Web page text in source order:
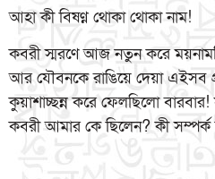
আহা কী বিষণ্ন থোকা থোকা নাম!
কবরী স্মরণে আজ নতুন করে
আর যৌবনকে রাঙিয়ে দেয়া এইসব
কুয়াশাচ্ছন্ন করে ফেলছিলো
কবরী আমার কে ছিলেন? কী